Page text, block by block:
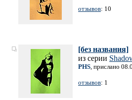
отзывов: 10
[без названия]
из серии
PHS, прислано
отзывов: 1